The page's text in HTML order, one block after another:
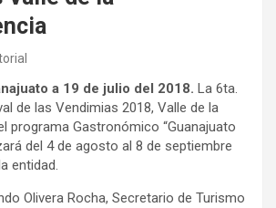
a 19 de julio del 2018. La 6ta.
de las Vendimias 2018, Valle de la
programa Gastronómico “Guanajuato
del 4 de agosto al 8 de septiembre
entidad.
Olivera Rocha, Secretario de Turismo